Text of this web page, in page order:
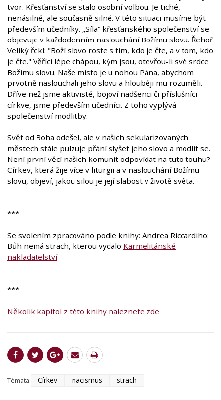
tvor. Křesťanství se stalo osobní volbou. Je tiché,
nenásilné, ale současně silné. V této situaci musíme být
především učedníky. „Síla“ křesťanského společenství se
objevuje v každodenním naslouchání Božímu slovu. Řehoř
Veliký řekl: "Boží slovo roste s tím, kdo je čte, a v tom, kdo
je čte." Věřící lépe chápou, kým jsou, otevřou-li své srdce
Božímu slovu. Naše místo je u nohou Pána, abychom
prvotně naslouchali jeho slovu a hlouběji mu rozuměli.
Dříve než jsme aktivisté, bojoví nadšenci či příslušníci
církve, jsme především učedníci. Z toho vyplývá
společenství modlitby.
Svět od Boha odešel, ale v našich sekularizovaných
městech stále pulzuje přání slyšet jeho slovo a modlit se.
Není první věcí našich komunit odpovídat na tuto touhu?
Církev, která žije více v liturgii a v naslouchání Božímu
slovu, objeví, jakou silou je její slabost v životě světa.
***
Se svolením zpracováno podle knihy: Andrea Riccardiho:
Bůh nemá strach, kterou vydalo Karmelitánské
nakladatelství
***
Několik kapitol z této knihy naleznete zde
Témata: Církev nacismus strach